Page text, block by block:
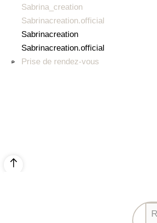
Sabrina_creation
Sabrinacreation.official
Sabrinacreation
Sabrinacreation.official
Prise de rendez-vous